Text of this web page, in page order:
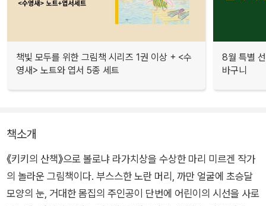
책빛 모두를 위한 그림책 시리즈 1권 이상 + <수
영새> 노트와 엽서 5종 세트
8월 특별
바구니
책소개
《키키의 산책》으로 볼로냐 라가치상을 수상한 마리 미르겐 작가
의 놀라운 그림책이다. 부스스한 노란 머리, 까만 얼굴에 초승달
모양의 눈, 거대한 몸집의 주인공이 단번에 어린이의 시선을 사로